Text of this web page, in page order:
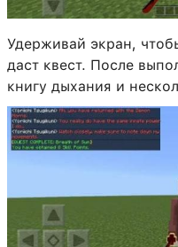
Удерживай экран,
даст квест. После
книгу дыхания и